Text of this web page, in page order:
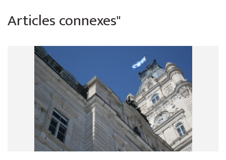
Articles connexes"